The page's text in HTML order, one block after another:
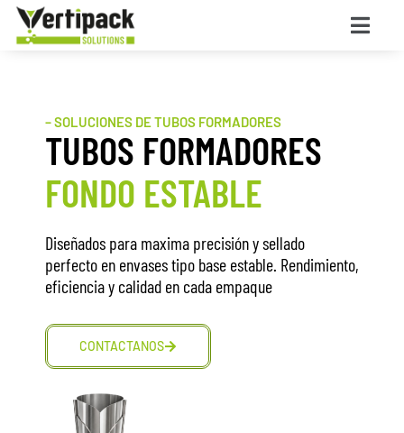
– SOLUCIONES DE TUBOS FORMADORES
TUBOS FORMADORES
FONDO ESTABLE
Diseñados para maxima precisión y sellado
perfecto en envases tipo base estable. Rendimiento,
eficiencia y calidad en cada empaque
CONTACTANOS